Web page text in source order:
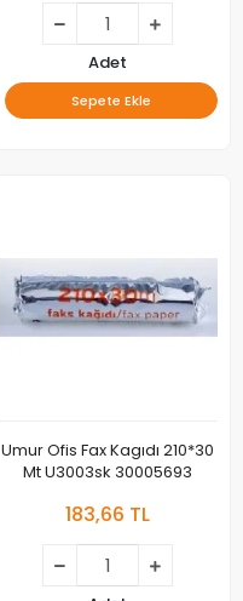
Adet
Sepete Ekle
Umur Ofis Fax Kagıdı 210*30
Mt U3003sk 30005693
183,66 TL